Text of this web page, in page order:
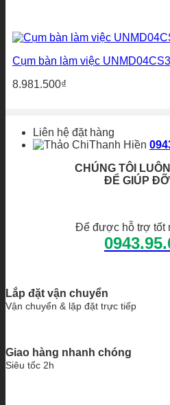
Cụm bàn làm việc UNMD04CS3
8.981.500₫
Liên hệ đặt hàng
Thanh Hiền
CHÚNG TÔI
ĐỂ GIÚP
Để được hỗ trợ tốt
Lắp đặt vận chuyển
Vận chuyển & lặp đặt trực tiếp
Giao hàng nhanh chóng
Siêu tốc 2h